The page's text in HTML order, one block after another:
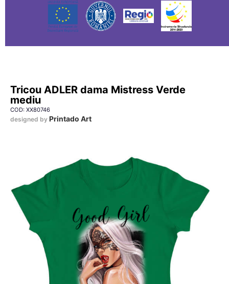
Tricou ADLER dama Mistress Verde
mediu
COD: XX80746
designed by Printado Art